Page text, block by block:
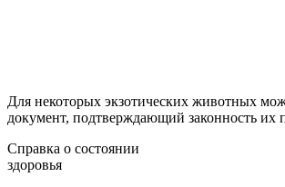
Для некоторых экзотических животных
документ, подтверждающий законность их
Справка о состоянии
здоровья